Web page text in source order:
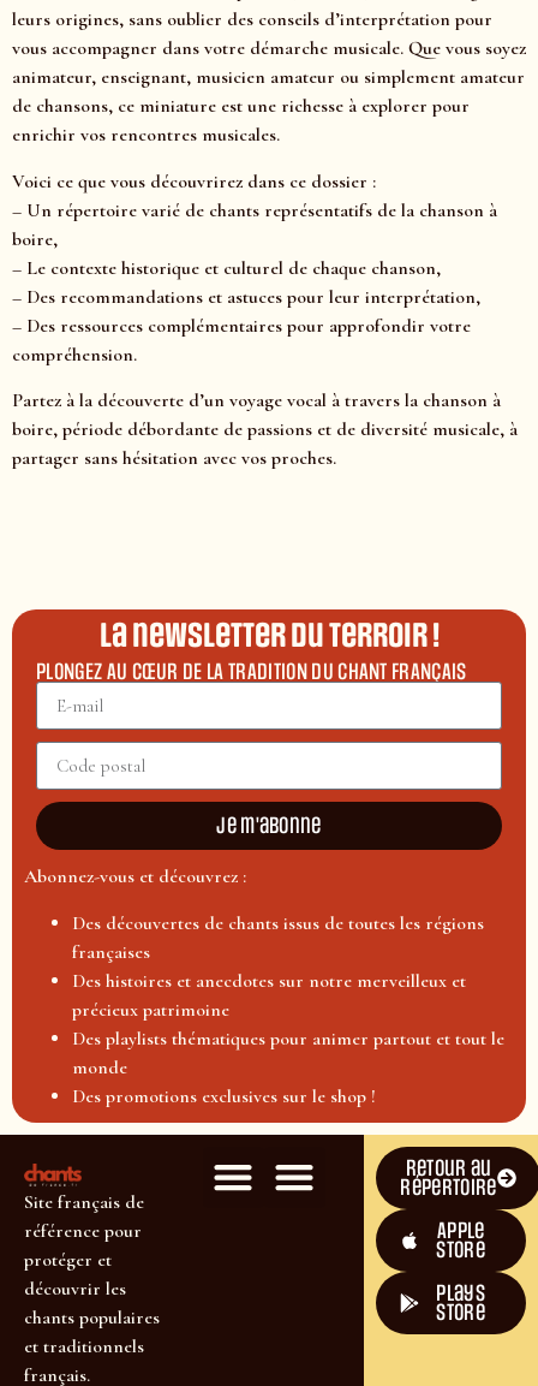
leurs origines, sans oublier des conseils d’interprétation pour
vous accompagner dans votre démarche musicale. Que vous soyez
animateur, enseignant, musicien amateur ou simplement amateur
de chansons, ce miniature est une richesse à explorer pour
enrichir vos rencontres musicales.
Voici ce que vous découvrirez dans ce dossier :
– Un répertoire varié de chants représentatifs de la chanson à
boire,
– Le contexte historique et culturel de chaque chanson,
– Des recommandations et astuces pour leur interprétation,
– Des ressources complémentaires pour approfondir votre
compréhension.
Partez à la découverte d’un voyage vocal à travers la chanson à
boire, période débordante de passions et de diversité musicale, à
partager sans hésitation avec vos proches.
La newsletter du terroir !
PLONGEZ AU CŒUR DE LA TRADITION DU CHANT FRANÇAIS
Je m'abonne
Abonnez-vous et découvrez :
Des découvertes de chants issus de toutes les régions
françaises
Des histoires et anecdotes sur notre merveilleux et
précieux patrimoine
Des playlists thématiques pour animer partout et tout le
monde
Des promotions exclusives sur le shop !
Site français de
référence pour
protéger et
découvrir les
chants populaires
et traditionnels
français.
Retour au
répertoire
Apple
Store
plays
store